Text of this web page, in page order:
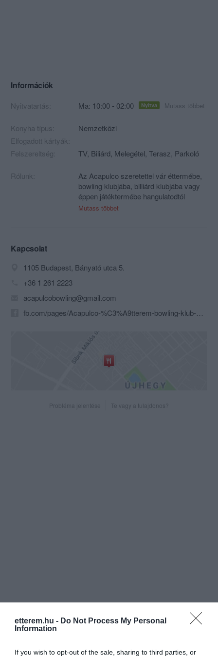
etterem.hu - Do Not Process My Personal
Information
If you wish to opt-out of the sale, sharing to third parties, or
Információk
Nyitvatartás: Ma: 10:00 - 02:00 Nyitva Mutass többet
Konyha típus:
Nemzetközi
Elfogadott kártyák:
Felszereltség:
TV, Biliárd, Melegétel, Terasz, Parkoló
Rólunk:
Az Acapulco szeretettel vár éttermébe,
bowling klubjába, billiárd klubjába vagy
éppen játéktermébe hangulatodtól
függően. Kiemelkedő sport
Mutass többet
Kapcsolat
1105 Budapest, Bányató utca 5.
+36 1 261 2223
acapulcobowling@gmail.com
fb.com/pages/Acapulco-%C3%A9tterem-bowling-klub-sz%C3%B3rakoztat%C3%B3-k%C3%B6zpont/166842346712483
Probléma jelentése Te vagy a tulajdonos?